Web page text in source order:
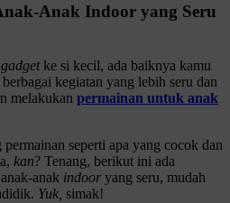
Anak Indoor yang Seru
gadgetke si kecil, ada baiknya kamu
kegiatan yang lebih seru dan
melakukan permainan untuk anak
seperti apa yang cocok dan
kan? Tenang, berikut ini ada
anak indoor yang seru, mudah
Yuk, simak!